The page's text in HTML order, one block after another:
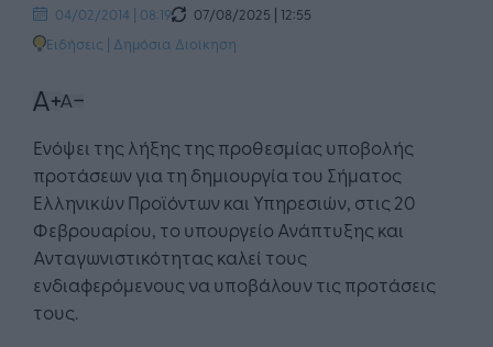
04/02/2014 | 08:19
07/08/2025 | 12:55
Ειδήσεις | Δημόσια Διοίκηση
Ενόψει της λήξης της προθεσμίας υποβολής
προτάσεων για τη δημιουργία του Σήματος
Ελληνικών Προϊόντων και Υπηρεσιών, στις 20
Φεβρουαρίου, το υπουργείο Ανάπτυξης και
Ανταγωνιστικότητας καλεί τους
ενδιαφερόμενους να υποβάλουν τις προτάσεις
τους.